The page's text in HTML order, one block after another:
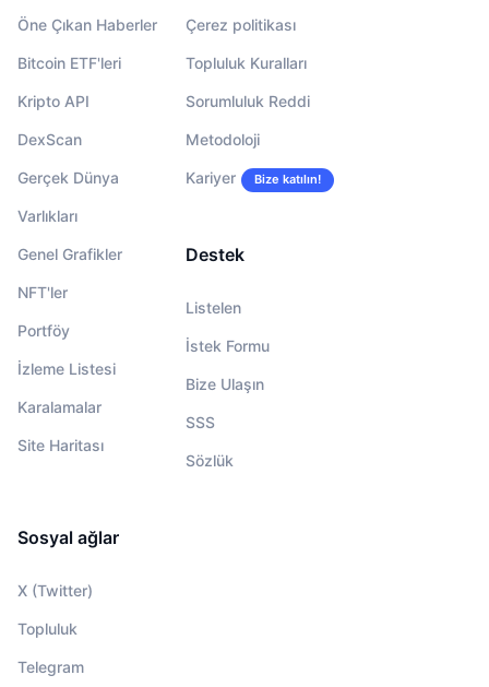
Öne Çıkan Haberler
Bitcoin ETF'leri
Kripto API
DexScan
Gerçek Dünya
Varlıkları
Genel Grafikler
NFT'ler
Portföy
İzleme Listesi
Karalamalar
Site Haritası
Çerez politikası
Topluluk Kuralları
Sorumluluk Reddi
Metodoloji
Kariyer Bize katılın!
Destek
Listelen
İstek Formu
Bize Ulaşın
SSS
Sözlük
Sosyal ağlar
X (Twitter)
Topluluk
Telegram